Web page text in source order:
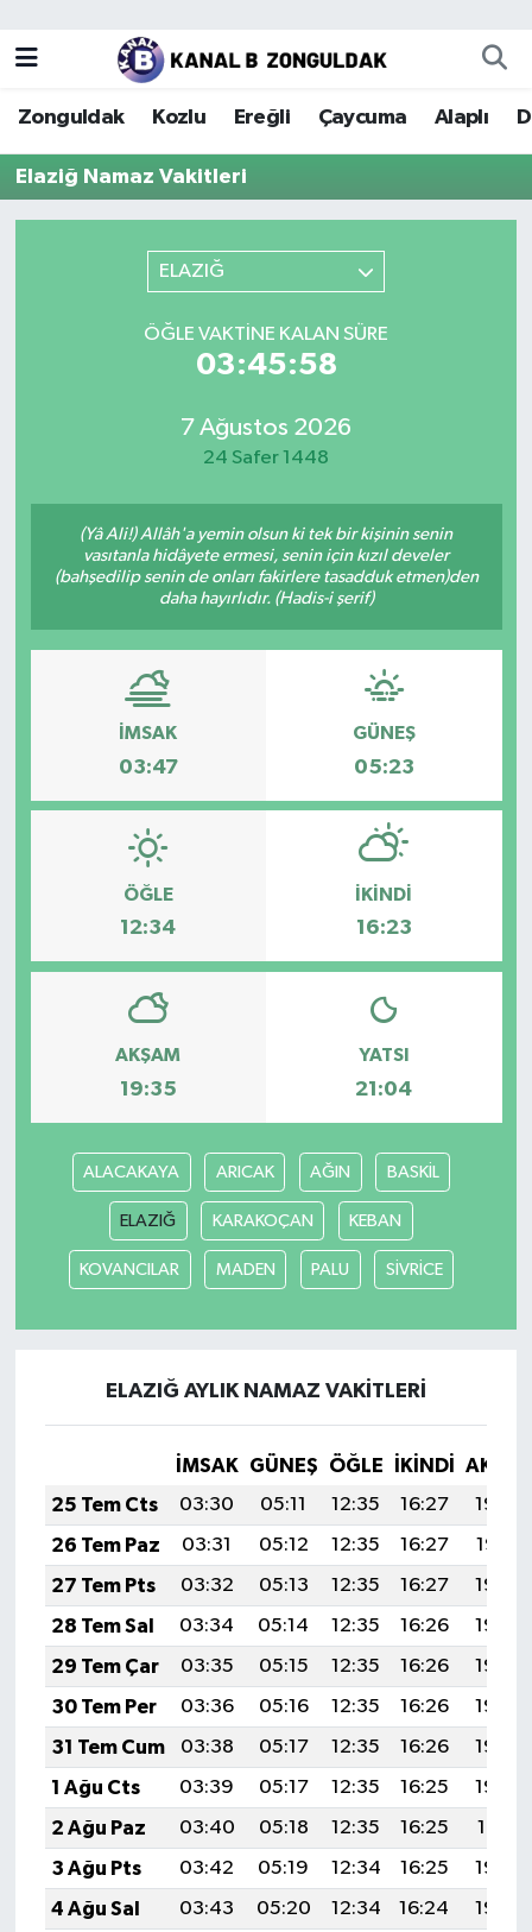
Zonguldak Kozlu Ereğli Çaycuma Alaplı
Elaziğ Namaz Vakitleri
ELAZIĞ
ÖĞLE VAKTINE KALAN SÜRE
03:45:58
7 Ağustos 2026
24 Safer 1448
(Yâ Ali!) Allâh'a yemin olsun ki tek bir kişinin senin
vasıtanla hidâyete ermesi, senin için kızıl develer
(bahşedilip senin de onları fakirlere tasadduk etmen)den
daha hayırlıdır. (Hadis-i şerif)
İMSAK
03:47
GÜNEŞ
05:23
ÖĞLE
12:34
İKINDI
16:23
AKŞAM
19:35
YATSI
21:04
ALACAKAYA ARICAK AĞIN BASKİL
ELAZIĞ KARAKOÇAN KEBAN
KOVANCILAR MADEN PALU SİVRİCE
ELAZIĞ AYLIK NAMAZ VAKITLERI
İMSAK GÜNEŞ ÖĞLE İKINDI
25 Tem Cts
03:30 05:11 12:35 16:27
19:48
26 Tem Paz
03:31 05:12 12:35 16:27
19:47
27 Tem Pts
03:32 05:13 12:35 16:27
19:46
28 Tem Sal
03:34 05:14 12:35 16:26
19:46
29 Tem Çar
03:35 05:15 12:35 16:26
19:45
30 Tem Per
03:36 05:16 12:35 16:26
19:44
31 Tem Cum
03:38 05:17 12:35 16:26
19:43
1 Ağu Cts
03:39 05:17 12:35 16:25
19:42
2 Ağu Paz
03:40 05:18 12:35 16:25
19:41
3 Ağu Pts
03:42 05:19 12:34 16:25
19:40
4 Ağu Sal
03:43 05:20 12:34 16:24
19:39
Zonguldak
Kozlu
Karabük
Spor
Ulusal
Zonguldak Nöbetçi Eczaneler
Zonguldak Hava Durumu
Puan Durumu ve Fikstür
Tüm Manşetler